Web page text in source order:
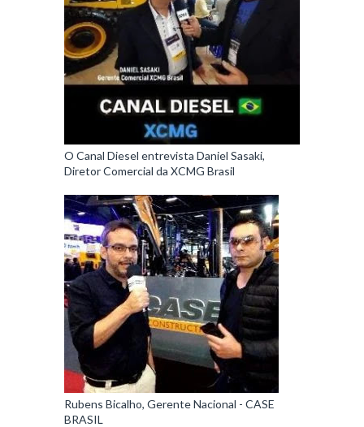
O Canal Diesel entrevista Daniel Sasaki,
Diretor Comercial da XCMG Brasil
Rubens Bicalho, Gerente Nacional - CASE
BRASIL